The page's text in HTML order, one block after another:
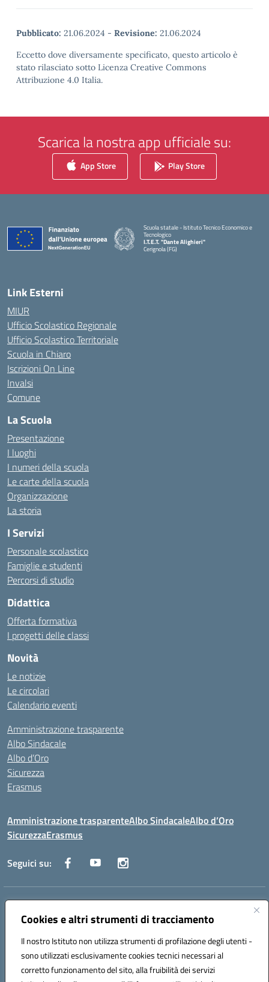
Cookies e altri strumenti di tracciamento
Il nostro Istituto non utilizza strumenti di profilazione degli utenti -
sono utilizzati esclusivamente cookies tecnici necessari al
corretto funzionamento del sito, alla fruibilità dei servizi
Pubblicato: 21.06.2024 - Revisione: 21.06.2024
Eccetto dove diversamente specificato, questo articolo è
stato rilasciato sotto Licenza Creative Commons
Attribuzione 4.0 Italia.
Scarica la nostra app ufficiale su:
App Store Play Store
Scuola statale - Istituto Tecnico Economico e
Tecnologico
I.T.E.T. "Dante Alighieri"
Cerignola (FG)
— Visita la pagina iniziale della scuola
Link Esterni
MIUR
Ufficio Scolastico Regionale
Ufficio Scolastico Territoriale
Scuola in Chiaro
Iscrizioni On Line
Invalsi
Comune
La Scuola
Presentazione
I luoghi
I numeri della scuola
Le carte della scuola
Organizzazione
La storia
I Servizi
Personale scolastico
Famiglie e studenti
Percorsi di studio
Didattica
Offerta formativa
I progetti delle classi
Novità
Le notizie
Le circolari
Calendario eventi
Amministrazione trasparente
Albo Sindacale
Albo d’Oro
Sicurezza
Erasmus
Amministrazione trasparenteAlbo SindacaleAlbo d’Oro
SicurezzaErasmus
Seguici su:
Indirizzo:
Centralino:0885.426034 Email:FGTD02000P@istruzione.it
Codice fiscale: 81002930717
Codice meccanografico:
FGTD02000P
Codice unico di fatturazione (CUF): UFUN7Y